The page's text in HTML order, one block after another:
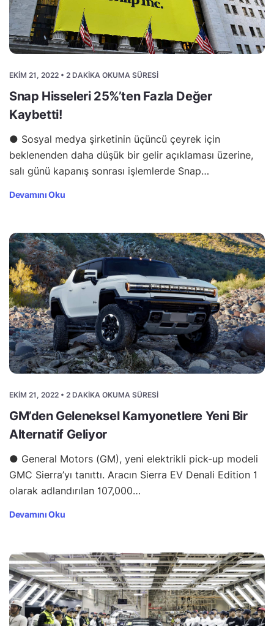
EKIM 21, 2022 • 2 DAKIKA OKUMA SÜRESI
Snap Hisseleri 25%’ten Fazla Değer
Kaybetti!
● Sosyal medya şirketinin üçüncü çeyrek için
beklenenden daha düşük bir gelir açıklaması üzerine,
salı günü kapanış sonrası işlemlerde Snap…
Devamını Oku
EKIM 21, 2022 • 2 DAKIKA OKUMA SÜRESI
GM’den Geleneksel Kamyonetlere Yeni Bir
Alternatif Geliyor
● General Motors (GM), yeni elektrikli pick-up modeli
GMC Sierra’yı tanıttı. Aracın Sierra EV Denali Edition 1
olarak adlandırılan 107,000…
Devamını Oku